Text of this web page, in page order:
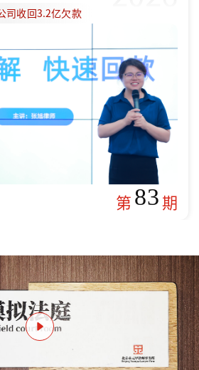
司收回3.2亿欠款
第83期